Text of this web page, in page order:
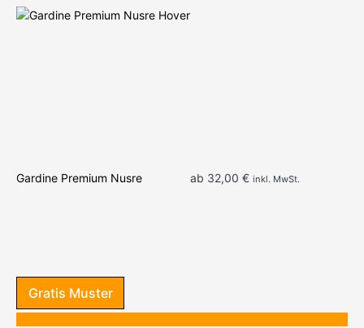
Gardine Premium Nusre ab 32,00 € inkl. MwSt.
Gratis Muster